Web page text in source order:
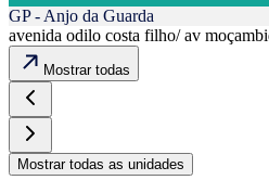
GP - Anjo da Guarda
avenida odilo costa filho/ av
Mostrar todas
Mostrar todas as unidades